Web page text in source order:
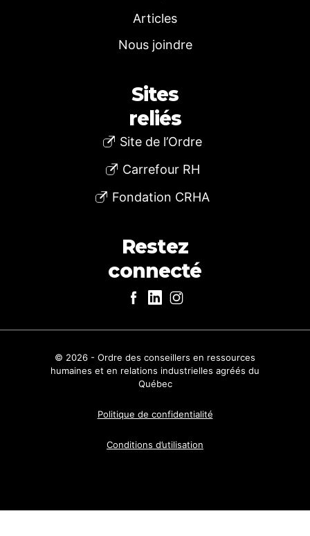
Articles
Nous joindre
Sites
reliés
Site de l’Ordre
Carrefour RH
Fondation CRHA
Restez
connecté
© 2026 - Ordre des conseillers en ressources
humaines et en relations industrielles agréés du
Québec
Politique de confidentialité
Conditions d’utilisation